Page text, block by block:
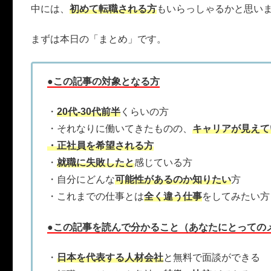
中には、 初めて転職される方もいらっしゃるかと思い
まずは本日の「まとめ」です。
●この記事の対象となる方
・ 20代-30代前半 くらいの方
・それなりに働いてきたものの、 キャリアが見え
・正社員を希望される方
・ 就職に失敗したと感じている方
・自分にどんな可能性があるのか知りたい方
・これまでの仕事とは全く違う仕事をしてみたい方
●この記事を読んで分かること（あなたにとっての
・ 日本を代表する人材会社と無料で面談ができる